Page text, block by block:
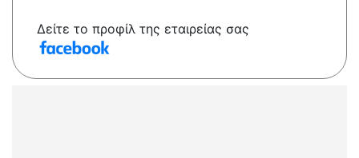
Δείτε το προφίλ της εταιρείας σας